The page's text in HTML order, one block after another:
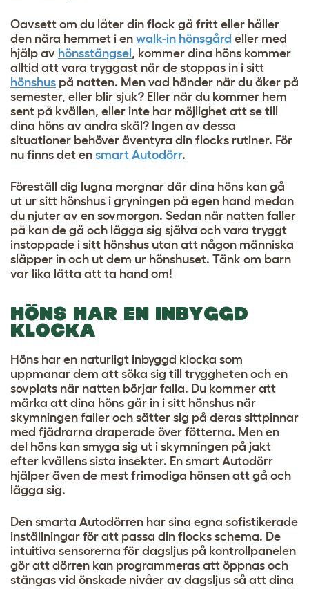
Oavsett om du låter din flock gå fritt eller håller
den nära hemmet i en walk-in hönsgård eller med
hjälp av hönsstängsel, kommer dina höns kommer
alltid att vara tryggast när de stoppas in i sitt
hönshus på natten. Men vad händer när du åker på
semester, eller blir sjuk? Eller när du kommer hem
sent på kvällen, eller inte har möjlighet att se till
dina höns av andra skäl? Ingen av dessa
situationer behöver äventyra din flocks rutiner. För
nu finns det en smart Autodörr.
Föreställ dig lugna morgnar där dina höns kan gå
ut ur sitt hönshus i gryningen på egen hand medan
du njuter av en sovmorgon. Sedan när natten faller
på kan de gå och lägga sig själva och vara tryggt
instoppade i sitt hönshus utan att någon människa
släpper in och ut dem ur hönshuset. Tänk om barn
var lika lätta att ta hand om!
HÖNS HAR EN INBYGGD
KLOCKA
Höns har en naturligt inbyggd klocka som
uppmanar dem att söka sig till tryggheten och en
sovplats när natten börjar falla. Du kommer att
märka att dina höns går in i sitt hönshus när
skymningen faller och sätter sig på deras sittpinnar
med fjädrarna draperade över fötterna. Men en
del höns kan smyga sig ut i skymningen på jakt
efter kvällens sista insekter. En smart Autodörr
hjälper även de mest frimodiga hönsen att gå och
lägga sig.
Den smarta Autodörren har sina egna sofistikerade
inställningar för att passa din flocks schema. De
intuitiva sensorerna för dagsljus på kontrollpanelen
gör att dörren kan programmeras att öppnas och
stängas vid önskade nivåer av dagsljus så att dina